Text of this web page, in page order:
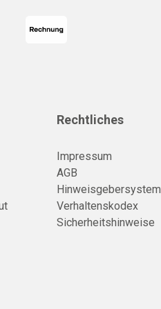
Rechtliches
Impressum
AGB
Hinweisgebersystem
Verhaltenskodex
Sicherheitshinweise